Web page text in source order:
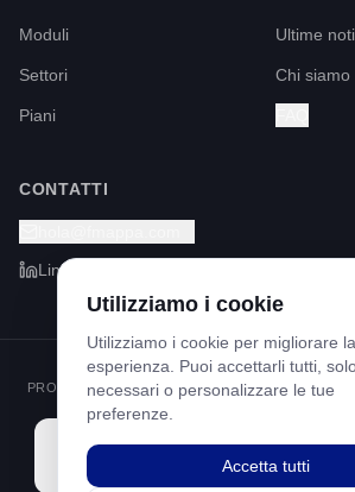
Moduli
Settori
Piani
Ultime
Chi siamo
CONTATTI
LinkedIn
PROGRAMMA KIT DIGITAL FINANZIATO DAI
ATTRAVERSO IL MECCANISMO DI
Utilizziamo i cookie
Utilizziamo i cookie per migliorare
esperienza. Puoi accettarli tutti,
necessari o personalizzare le tue
preferenze.
Accetta tutti